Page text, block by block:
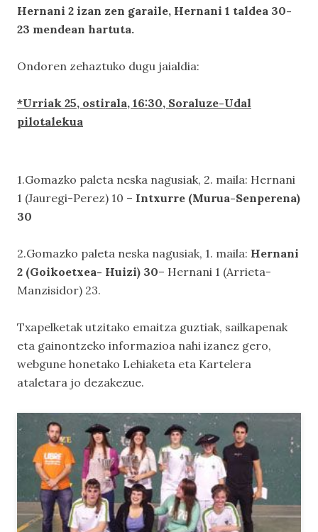
Hernani 2 izan zen garaile, Hernani 1 taldea 30-
23 mendean hartuta.
Ondoren zehaztuko dugu jaialdia:
*Urriak 25, ostirala, 16:30, Soraluze-Udal
pilotalekua
1.Gomazko paleta neska nagusiak, 2. maila: Hernani
1 (Jauregi-Perez) 10 – Intxurre (Murua-Senperena)
30
2.Gomazko paleta neska nagusiak, 1. maila: Hernani
2 (Goikoetxea- Huizi) 30– Hernani 1 (Arrieta-
Manzisidor) 23.
Txapelketak utzitako emaitza guztiak, sailkapenak
eta gainontzeko informazioa nahi izanez gero,
webgune honetako Lehiaketa eta Kartelera
ataletara jo dezakezue.